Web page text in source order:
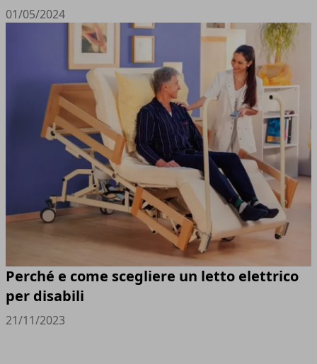
01/05/2024
Perché e come scegliere un letto elettrico
per disabili
21/11/2023